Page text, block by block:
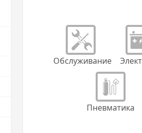
Обслуживание
Пневматика